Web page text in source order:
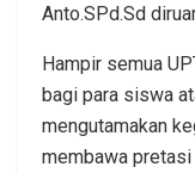
Anto.SPd.Sd
Hampir semua
bagi para siswa
mengutamakan
membawa